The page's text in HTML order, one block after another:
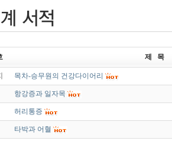
제 목
목차-승무원의 건강다이어리
항강증과 일자목
허리통증
타박과 어혈